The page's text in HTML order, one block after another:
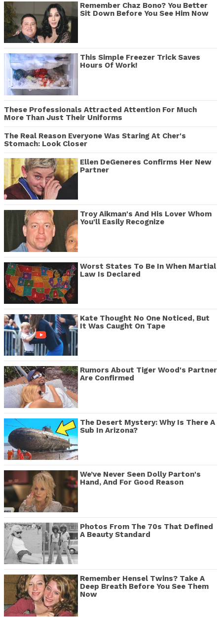
Remember Chaz Bono? You Better
Sit Down Before You See Him Now
This Simple Freezer Trick Saves
Hours Of Work!
These Professionals Attracted Attention For Much
More Than Just Their Uniforms
The Real Reason Everyone Was Staring At Cher's
Stomach: Look Closer
Ellen DeGeneres Confirms Her New
Partner
Troy Aikman's And His Lover Whom
You'll Easily Recognize
Worst States To Be In When Martial
Law Is Declared
Kate Thought No One Noticed, But
It Was Caught On Tape
Rumors About Tiger Wood's Partner
Are Confirmed
The Desert Mystery: Why Is There A
Sub In Arizona?
We’ve Never Seen Dolly Parton's
Hand, And For Good Reason
Photos From The 70s That Defined
A Beauty Standard
Remember Hensel Twins? Take A
Deep Breath Before You See Them
Now